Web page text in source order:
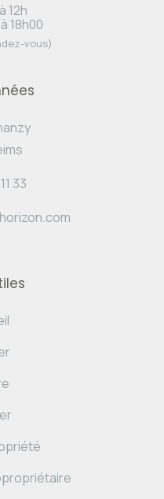
12h
18h00
vous)
33